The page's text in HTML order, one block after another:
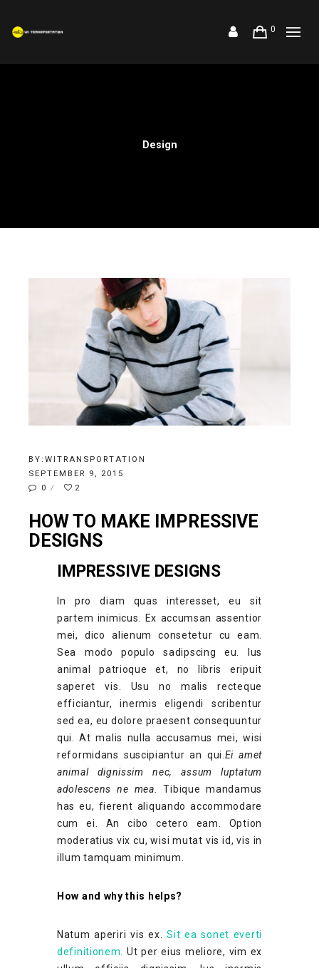
0
Design
BY: WITRANSPORTATION
SEPTEMBER 9, 2015
0
2
HOW TO MAKE IMPRESSIVE
DESIGNS
IMPRESSIVE DESIGNS
In pro diam quas interesset, eu sit
partem inimicus. Ex accumsan assentior
mei, dico alienum consetetur cu eam.
Sea modo populo sadipscing eu. Ius
animal patrioque et, no libris eripuit
saperet vis. Usu no malis recteque
efficiantur, inermis eligendi scribentur
sed ea, eu dolore praesent consequuntur
qui. At malis nulla accusamus mei, wisi
reformidans suscipiantur an qui.Ei amet
animal dignissim nec, assum luptatum
adolescens ne mea.
Tibique mandamus
has eu, fierent aliquando accommodare
cum ei. An cibo cetero eam. Option
moderatius vix cu, wisi mutat vis id, vis in
illum tamquam minimum.
How and why this helps?
Natum aperiri vis ex.Sit ea sonet everti
definitionem. Ut per eius meliore, vim ex